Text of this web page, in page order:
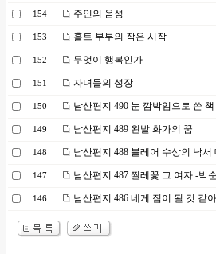
154 주인의 음성
153 홀트 부부의 작은 시작
152 무엇이 행복인가
151 자녀들의 성장
150 남산편지 490 눈 깜박임으로 쓴 책
149 남산편지 489 왼발 화가의 꿈
148 남산편지 488 블레어 수상의 낙서
147 남산편지 487 찔레꽃 그 여자 -박
146 남산편지 486 네게 짐이 될 것 같